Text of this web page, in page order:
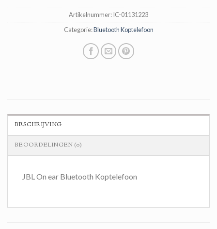
Artikelnummer:IC-01131223
Categorie:Bluetooth Koptelefoon
BESCHRIJVING
BEOORDELINGEN (0)
JBL On ear Bluetooth Koptelefoon